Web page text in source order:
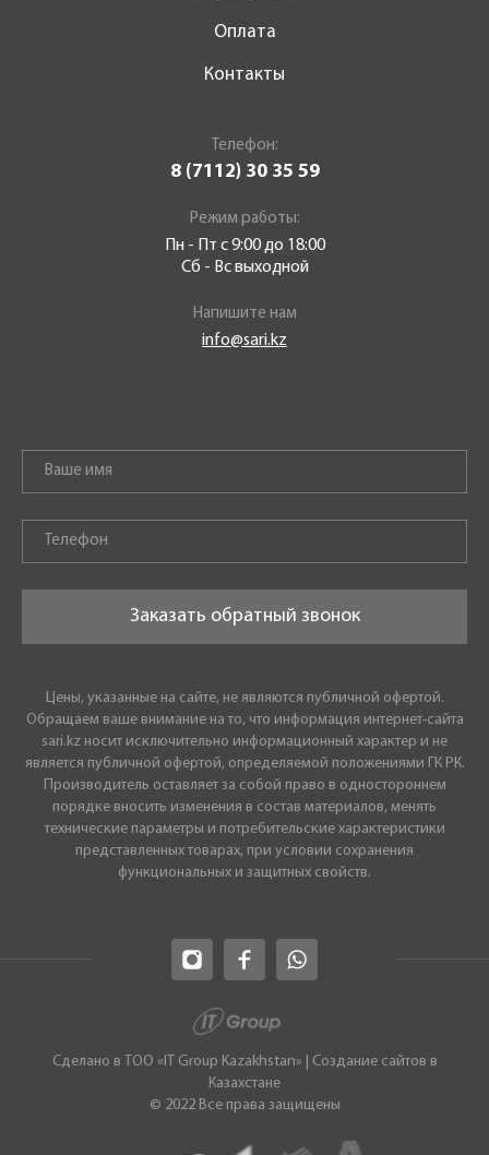
Оплата
Контакты
Телефон:
8 (7112) 30 35 59
Режим работы:
Пн - Пт с 9:00 до 18:00
Сб - Вс выходной
Напишите нам
info@sari.kz
Заказать обратный звонок
Цены, указанные на сайте, не являются публичной офертой.
Обращаем ваше внимание на то, что информация интернет-сайта
sari.kz носит исключительно информационный характер и не
является публичной офертой, определяемой положениями ГК РК.
Производитель оставляет за собой право в одностороннем
порядке вносить изменения в состав материалов, менять
технические параметры и потребительские характеристики
представленных товарах, при условии сохранения
функциональных и защитных свойств.
Сделано в ТОО «IT Group Kazakhstan»
Cоздание сайтов в
Казахстане
© 2022 Все права защищены